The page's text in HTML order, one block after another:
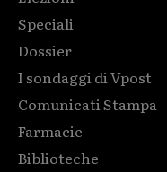
Speciali
Dossier
I sondaggi di Vpost
Comunicati Stampa
Farmacie
Biblioteche